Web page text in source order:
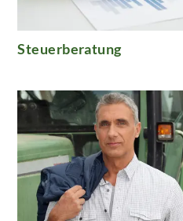
Steuerberatung